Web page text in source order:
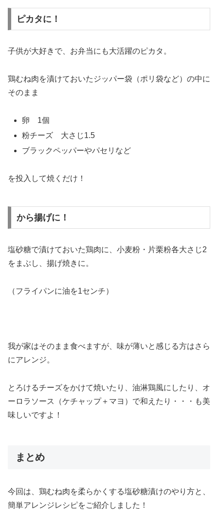
ピカタに！
子供が大好きで、お弁当にも大活躍のピカタ。
鶏むね肉を漬けておいたジッパー袋（ポリ袋など）の中に
そのまま
卵 1個
粉チーズ 大さじ1.5
ブラックペッパーやパセリなど
を投入して焼くだけ！
から揚げに！
塩砂糖で漬けておいた鶏肉に、小麦粉・片栗粉各大さじ2
をまぶし、揚げ焼きに。
（フライパンに油を1センチ）
我が家はそのまま食べますが、味が薄いと感じる方はさら
にアレンジ。
とろけるチーズをかけて焼いたり、油淋鶏風にしたり、オ
ーロラソース（ケチャップ＋マヨ）で和えたり・・・も美
味しいですよ！
まとめ
今回は、鶏むね肉を柔らかくする塩砂糖漬けのやり方と、
簡単アレンジレシピをご紹介しました！